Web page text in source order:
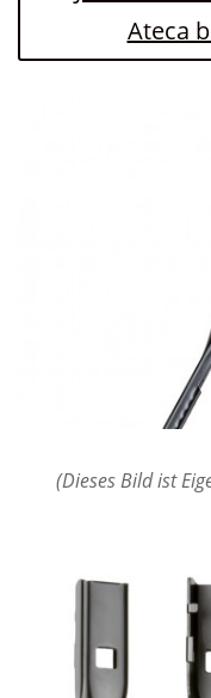
Ateca
(Dieses Bild ist